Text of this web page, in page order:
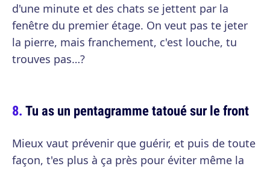
d'une minute et des chats se jettent par la
fenêtre du premier étage. On veut pas te jeter
la pierre, mais franchement, c'est louche, tu
trouves pas…?
Tu as un pentagramme tatoué sur le front
Mieux vaut prévenir que guérir, et puis de toute
façon, t'es plus à ça près pour éviter même la